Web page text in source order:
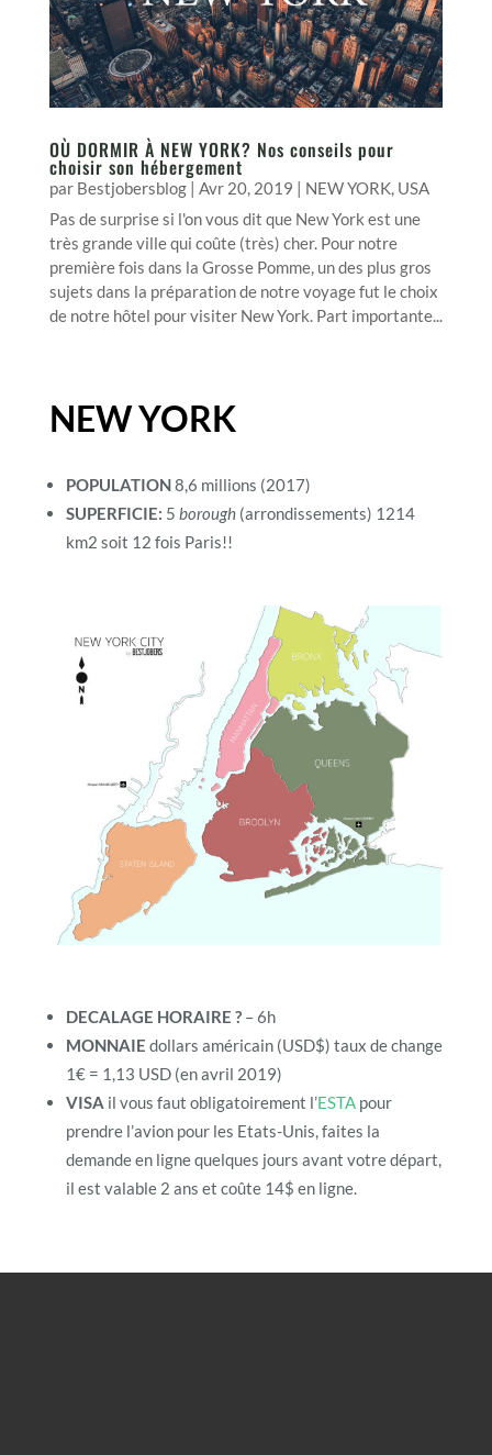
OÙ DORMIR À NEW YORK? Nos conseils pour
choisir son hébergement
par Bestjobersblog| Avr 20, 2019 | NEW YORK, USA
Pas de surprise si l'on vous dit que New York est une
très grande ville qui coûte (très) cher. Pour notre
première fois dans la Grosse Pomme, un des plus gros
sujets dans la préparation de notre voyage fut le choix
de notre hôtel pour visiter New York. Part importante...
NEW YORK
POPULATION8,6 millions (2017)
SUPERFICIE: 5 borough(arrondissements) 1214
km2 soit 12 fois Paris!!
DECALAGE HORAIRE ? – 6h
MONNAIE dollars américain (USD$) taux de change
1€ = 1,13 USD (en avril 2019)
VISA il vous faut obligatoirement l’ESTApour
prendre l’avion pour les Etats-Unis, faites la
demande en ligne quelques jours avant votre départ,
il est valable 2 ans et coûte 14$ en ligne.